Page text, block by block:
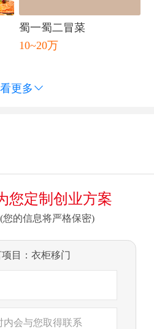
蜀一蜀二冒菜
10~20万
更多 
您定制创业方案
您的信息将严格保密)
目：衣柜移门